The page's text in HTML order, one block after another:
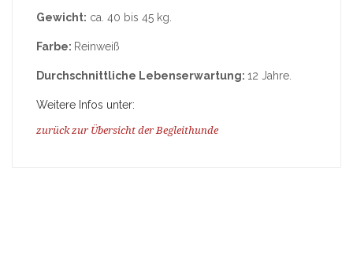
Gewicht: ca. 40 bis 45 kg.
Farbe: Reinweiß
Durchschnittliche Lebenserwartung: 12 Jahre.
Weitere Infos unter:
zurück zur Übersicht der Begleithunde